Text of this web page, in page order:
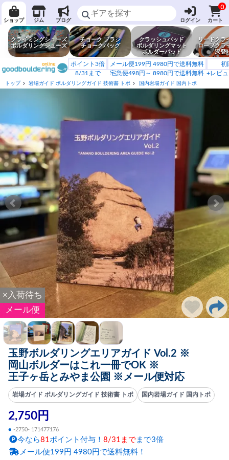
ショップ ジム ブログ ログイン
0
カート
クライミングシューズ
ボルダリングシューズ
チョーク ブラシ
チョークバッグ
クラッシュパッド
ボルダリングマット
ボルダーパッド
リードクラ
ロープクラ
沢登
ポイント3倍
8/31まで
メール便199円 4980円で送料無料
宅急便498円～ 8980円で送料無料
初
+レビ
トップ 岩場ガイド ボルダリングガイド 技術書 トポ 国内岩場ガイド 国内トポ
×入荷待ち
メール便
玉野ボルダリングエリアガイド Vol.2 ※
岡山ボルダーはこれ一冊でOK ※
王子ヶ岳とみやま公園 ※メール便対応
岩場ガイド ボルダリングガイド 技術書 トポ 国内岩場ガイド 国内トポ
2,750円
● -2750- 171477176
今なら81ポイント付与！ 8/31まで まで3倍
メール便199円 4980円で送料無料！